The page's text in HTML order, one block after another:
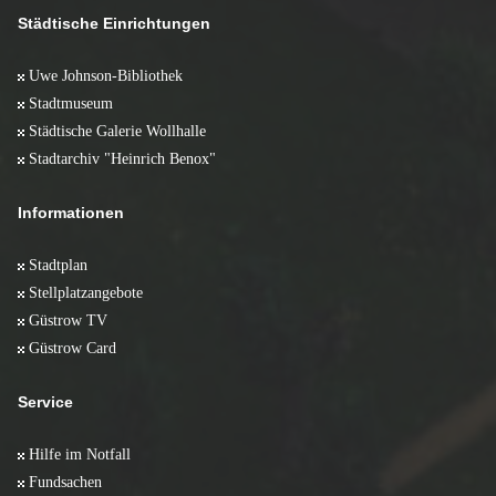
Januar 2009 (6)
März 2008 (10)
Städtische Einrichtungen
Uwe Johnson-Bibliothek
Stadtmuseum
Städtische Galerie Wollhalle
Stadtarchiv "Heinrich Benox"
Informationen
Stadtplan
Stellplatzangebote
Güstrow TV
Güstrow Card
Service
Hilfe im Notfall
Fundsachen